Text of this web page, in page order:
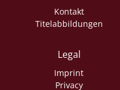
Kontakt
Titelabbildungen
Legal
Imprint
Privacy